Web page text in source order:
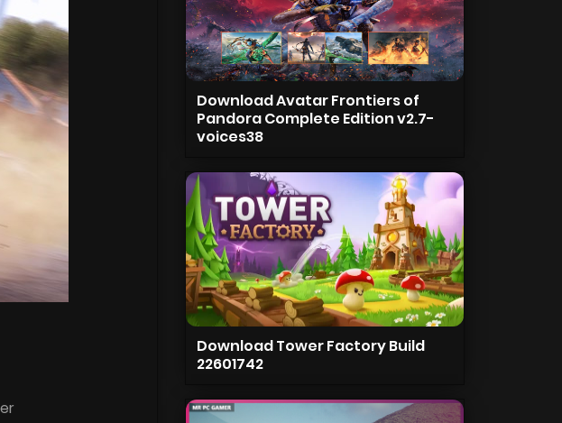
Download Avatar Frontiers of
Pandora Complete Edition v2.7-
voices38
Download Tower Factory Build
22601742